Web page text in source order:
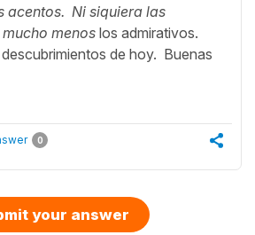
acentos. Ni siquiera las
menos los admirativos.
de hoy. Buenas
0
your answer